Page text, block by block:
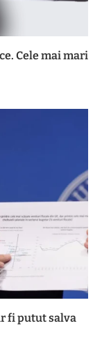
Cele mai mari
fi putut salva